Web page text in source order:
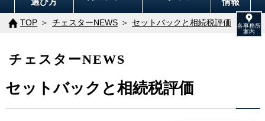
TOP チェスターNEWS セットバックと相続税評価
チェスターNEWS
セットバックと相続税評価